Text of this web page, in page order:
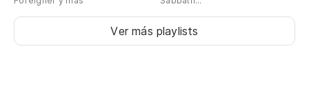
Ver más playlists